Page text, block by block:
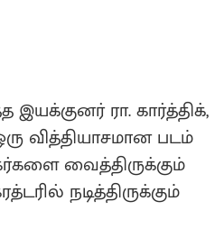
ரா. கார்த்திக்,
வித்தியாசமான படம்
வைத்திருக்கும்
நடித்திருக்கும்